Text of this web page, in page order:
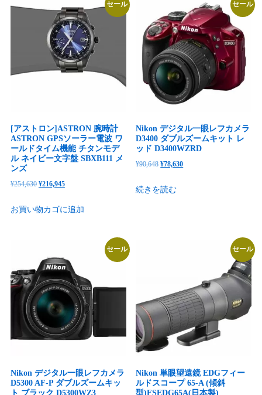
セール
[アストロン]ASTRON 腕時計
ASTRON GPSソーラー電波 ワ
ールドタイム機能 チタンモデ
ル ネイビー文字盤 SBXB111 メ
ンズ
¥254,630 元
価
で
し
た。
¥216,945現
の
¥216,945
で
す。
お買い物カゴに追加
セール
Nikon デジタル一眼レフカメラ
D3400 ダブルズームキット レ
ッド D3400WZRD
¥90,648 元
価
¥78,630現
続きを読む
セール
Nikon デジタル一眼レフカメラ
D5300 AF-P ダブルズームキッ
ト ブラック D5300WZ3
セール
Nikon 単眼望遠鏡 EDGフィー
ルドスコープ 65-A (傾斜
型)FSEDG65A(日本製)